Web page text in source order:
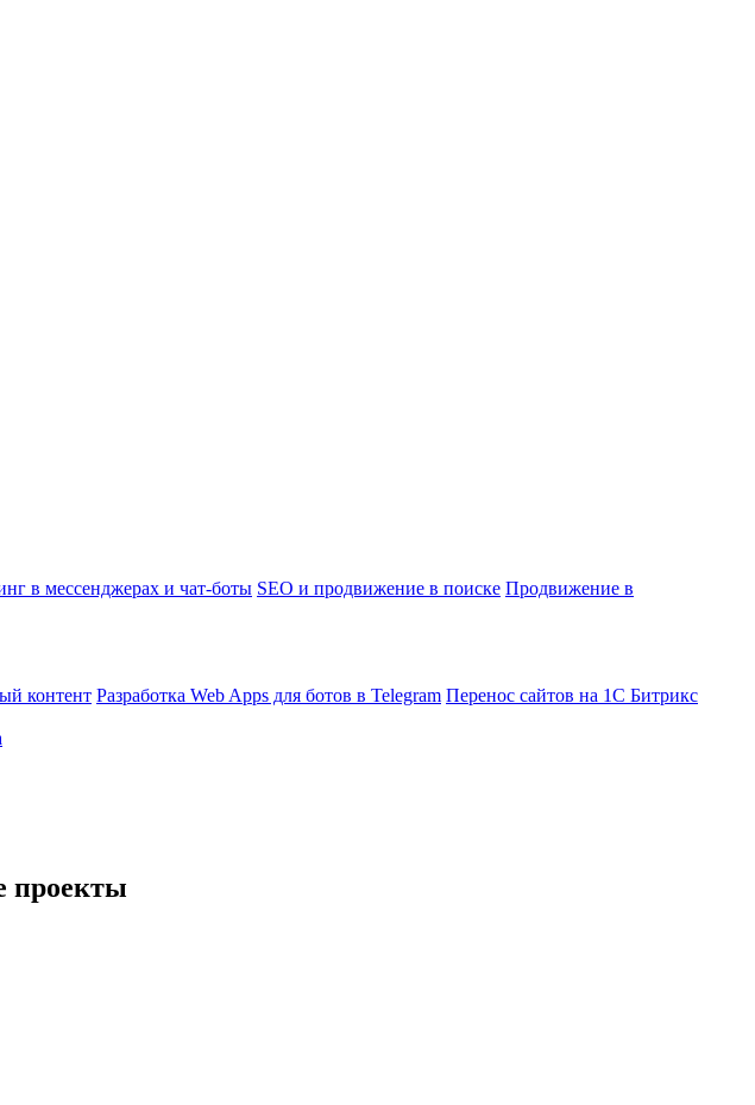
в мессенджерах и чат-боты SEO и продвижение в поиске Продвижение в
контент Разработка Web Apps для ботов в Telegram Перенос сайтов на 1С Битрикс
проекты